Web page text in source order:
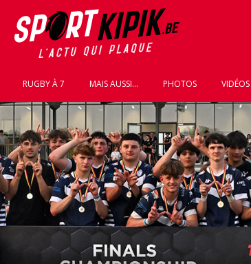
RUGBY À 7 MAIS AUSSI... PHOTOS VIDÉOS